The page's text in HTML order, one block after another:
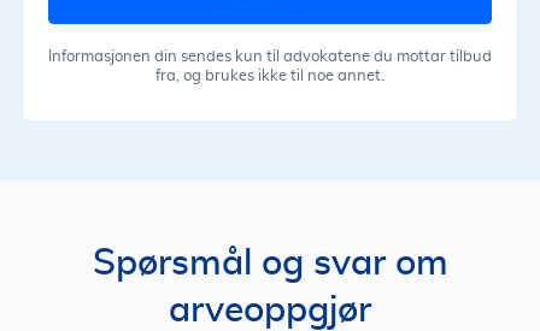
Informasjonen din sendes kun til advokatene du mottar tilbud
fra, og brukes ikke til noe annet.
Spørsmål og svar om
arveoppgjør